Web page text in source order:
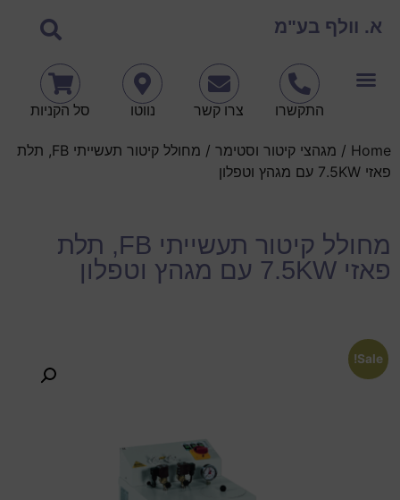
א. וולף בע"מ
התקשרו צרו קשר נווטו סל הקניות
Home
/ מגהצי קיטור וסטימר
/ מחולל קיטור תעשייתי FB, תלת
פאזי 7.5KW עם מגהץ וטפלון
מחולל קיטור תעשייתי FB, תלת
פאזי 7.5KW עם מגהץ וטפלון
Sale!